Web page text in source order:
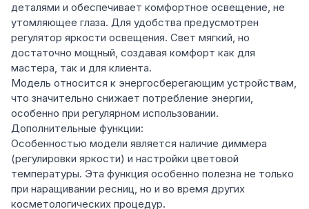
деталями и обеспечивает комфортное освещение, не
утомляющее глаза. Для удобства предусмотрен
регулятор яркости освещения. Свет мягкий, но
достаточно мощный, создавая комфорт как для
мастера, так и для клиента.
Модель относится к энергосберегающим устройствам,
что значительно снижает потребление энергии,
особенно при регулярном использовании.
Дополнительные функции:
Особенностью модели является наличие диммера
(регулировки яркости) и настройки цветовой
температуры. Эта функция особенно полезна не только
при наращивании ресниц, но и во время других
косметологических процедур.